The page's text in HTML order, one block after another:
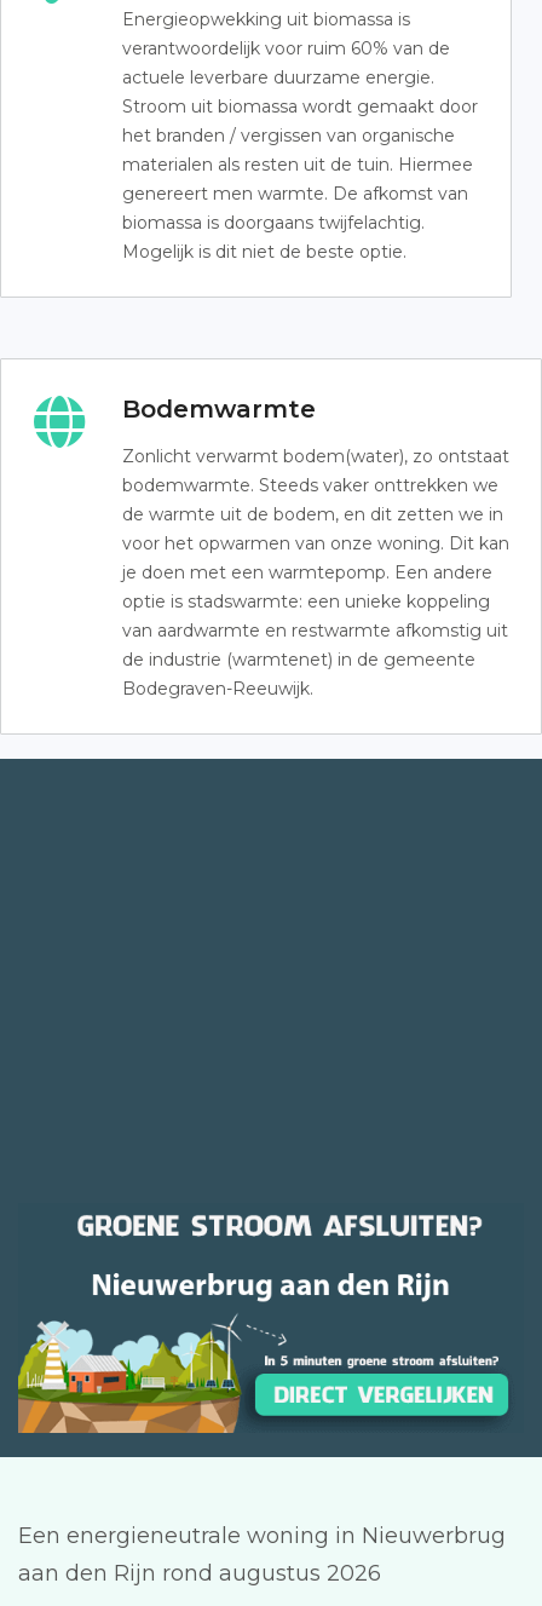
Energieopwekking uit biomassa is
verantwoordelijk voor ruim 60% van de
actuele leverbare duurzame energie.
Stroom uit biomassa wordt gemaakt door
het branden / vergissen van organische
materialen als resten uit de tuin. Hiermee
genereert men warmte. De afkomst van
biomassa is doorgaans twijfelachtig.
Mogelijk is dit niet de beste optie.
Bodemwarmte
Zonlicht verwarmt bodem(water), zo ontstaat
bodemwarmte. Steeds vaker onttrekken we
de warmte uit de bodem, en dit zetten we in
voor het opwarmen van onze woning. Dit kan
je doen met een warmtepomp. Een andere
optie is stadswarmte: een unieke koppeling
van aardwarmte en restwarmte afkomstig uit
de industrie (warmtenet) in de gemeente
Bodegraven-Reeuwijk.
Een energieneutrale woning in Nieuwerbrug
aan den Rijn rond augustus 2026